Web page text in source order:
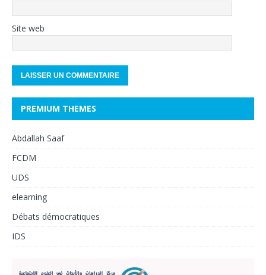
Site web
PREMIUM THEMES
Abdallah Saaf
FCDM
UDS
elearning
Débats démocratiques
IDS